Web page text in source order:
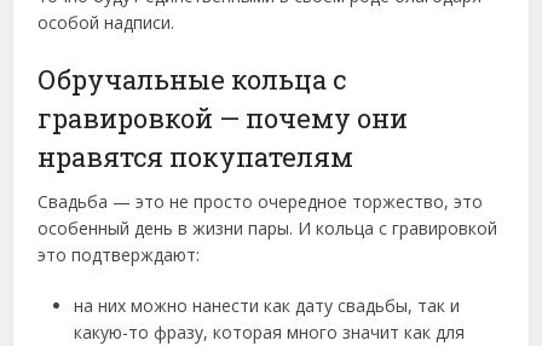
особой надписи.
Обручальные кольца с
гравировкой — почему они
нравятся покупателям
Свадьба — это не просто очередное торжество, это
особенный день в жизни пары. И кольца с гравировкой
это подтверждают:
на них можно нанести как дату свадьбы, так и
какую-то фразу, которая много значит как для